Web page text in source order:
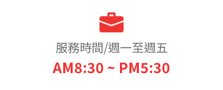
服務時間/週一至週五
AM8:30 ~ PM5:30